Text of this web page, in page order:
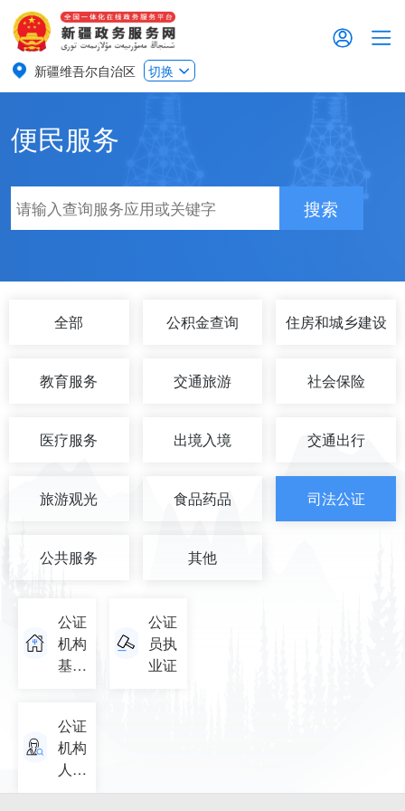
新疆维吾尔自治区 切换
便民服务
搜索
全部 公积金查询 住房和城乡建设
教育服务 交通旅游 社会保险
医疗服务 出境入境 交通出行
旅游观光 食品药品 司法公证
公共服务 其他
公证
机构
基本
公证
员执
业证
公证
机构
人员
行政